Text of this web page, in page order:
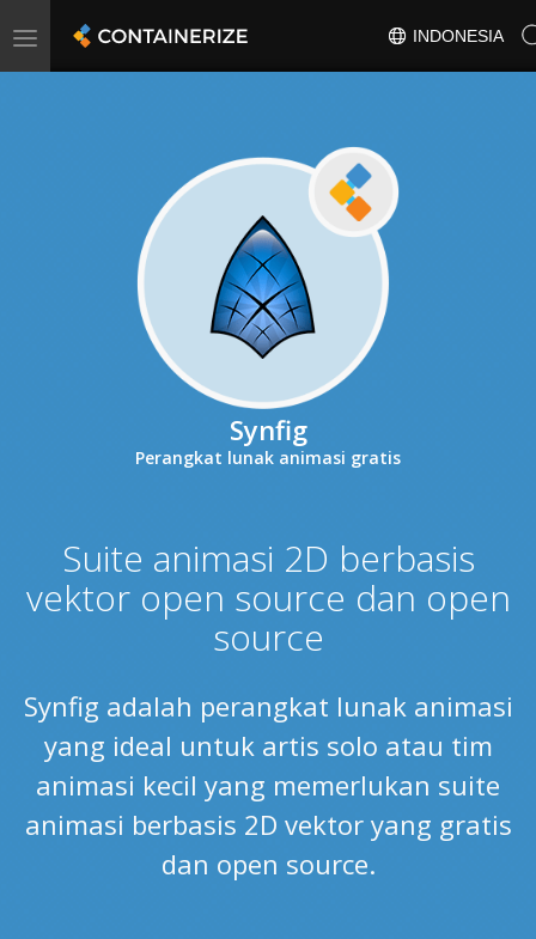
Toggle
INDONESIA
Synfig
Perangkat lunak animasi gratis
Suite animasi 2D berbasis
vektor open source dan open
source
Synfig adalah perangkat lunak animasi
yang ideal untuk artis solo atau tim
animasi kecil yang memerlukan suite
animasi berbasis 2D vektor yang gratis
dan open source.